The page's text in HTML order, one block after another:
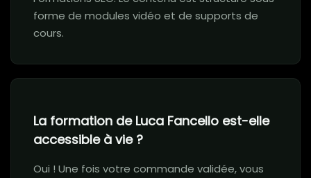
forme de modules vidéo et de supports de
cours.
La formation de Luca Fancello est-elle
accessible à vie ?
Oui ! Une fois votre commande validée, vous